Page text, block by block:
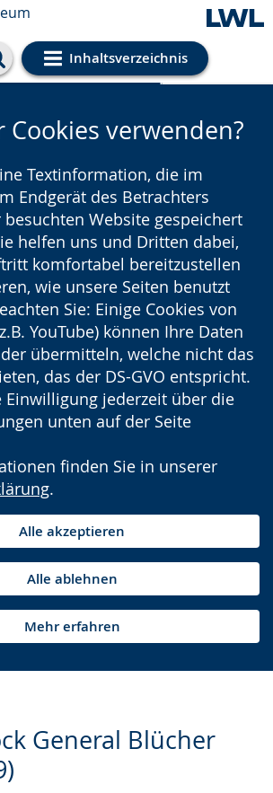
Inhaltsverzeichnis
Einstellungen
verwenden?
Textinformation, die im
Endgerät des Betrachters
Website gespeichert
helfen uns und Dritten dabei,
komfortabel bereitzustellen
wie unsere Seiten benutzt
Sie: Einige Cookies von
YouTube) können Ihre Daten
übermitteln, welche nicht das
das der DS-GVO entspricht.
Einwilligung jederzeit über die
unten auf der Seite
finden Sie in unserer
.
Alle akzeptieren
Alle ablehnen
Mehr erfahren
General Blücher